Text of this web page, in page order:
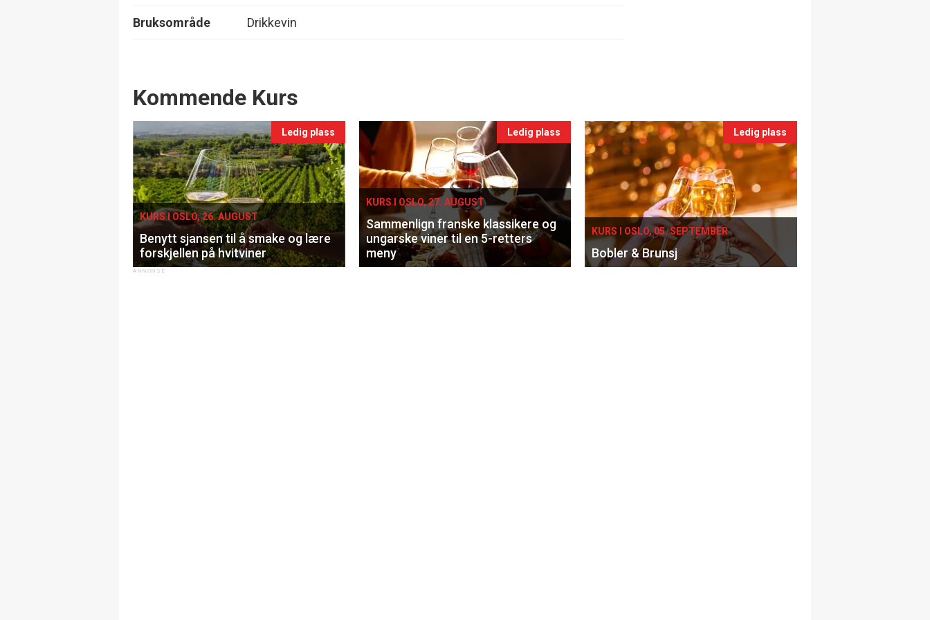
Bruksområde Drikkevin
Events
Kommende Kurs
Ledig plass
KURS I OSLO, 26. AUGUST
Benytt sjansen til å smake og lære
forskjellen på hvitviner
Ledig plass
KURS I OSLO, 27. AUGUST
Sammenlign franske klassikere og
ungarske viner til en 5-retters
meny
Ledig plass
KURS I OSLO, 05. SEPTEMBER
Bobler & Brunsj